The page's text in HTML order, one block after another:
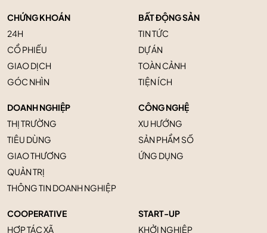
CHỨNG KHOÁN
24H
CỔ PHIẾU
GIAO DỊCH
GÓC NHÌN
BẤT ĐỘNG SẢN
TIN TỨC
DỰ ÁN
TOÀN CẢNH
TIỆN ÍCH
DOANH NGHIỆP
THỊ TRƯỜNG
TIÊU DÙNG
GIAO THƯƠNG
QUẢN TRỊ
THÔNG TIN DOANH NGHIỆP
CÔNG NGHỆ
XU HƯỚNG
SẢN PHẨM SỐ
ỨNG DỤNG
COOPERATIVE
HỢP TÁC XÃ
START-UP
KHỞI NGHIỆP